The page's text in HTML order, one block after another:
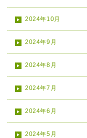
2024年10月
2024年9月
2024年8月
2024年7月
2024年6月
2024年5月